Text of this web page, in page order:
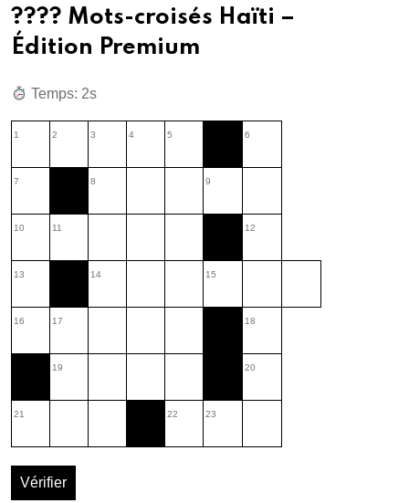
???? Mots-croisés Haïti –
Édition Premium
Temps: 2s
1 2 3 4 5 6
7 8 9
10 11 12
13 14 15
16 17 18
19 20
21 22 23
Vérifier